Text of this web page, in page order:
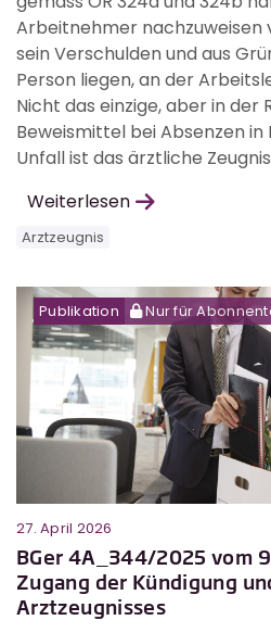
Arbeitnehmer nachzuweisen
sein Verschulden und aus
Person liegen, an der
Nicht das einzige, aber in der
Beweismittel bei Absenzen
Unfall ist das ärztliche
Weiterlesen
Arztzeugnis
Publikation Nur für
27. April 2026
BGer 4A_344/2025 vom
Zugang der Kündigung
Arztzeugnisses